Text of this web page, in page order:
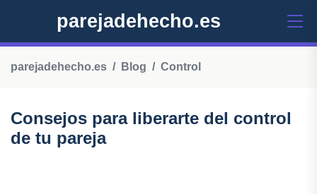
parejadehecho.es
parejadehecho.es Blog Control
Consejos para liberarte del control
de tu pareja